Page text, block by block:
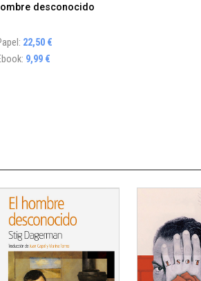
desconocido
22,50 €
9,99 €